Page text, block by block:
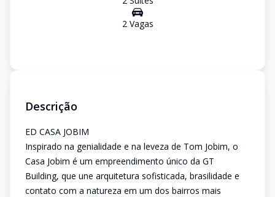
2Vagas
Descrição
ED CASA JOBIM
Inspirado na genialidade e na leveza de Tom Jobim, o
Casa Jobim é um empreendimento único da GT
Building, que une arquitetura sofisticada, brasilidade e
contato com a natureza em um dos bairros mais